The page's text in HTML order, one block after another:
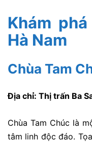
Khám
Hà Nam
Chùa Tam
Địa chỉ: Thị trấn Ba
Chùa Tam Chúc là
tâm linh độc đáo.